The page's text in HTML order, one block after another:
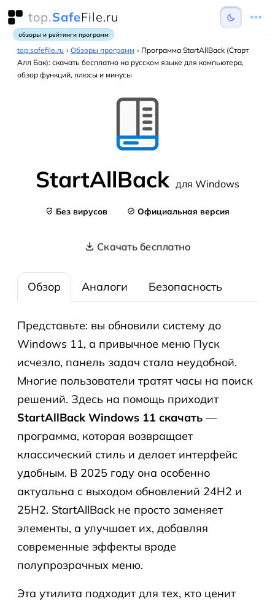
top.SafeFile.ru
обзоры и рейтинги программ
top.safefile.ru › Обзоры программ › Программа StartAllBack (Старт
Алл Бак): скачать бесплатно на русском языке для компьютера,
обзор функций, плюсы и минусы
StartAllBack для Windows
Без вирусов Официальная версия
Скачать бесплатно
Обзор Аналоги Безопасность
Представьте: вы обновили систему до
Windows 11, а привычное меню Пуск
исчезло, панель задач стала неудобной.
Многие пользователи тратят часы на поиск
решений. Здесь на помощь приходит
StartAllBack Windows 11 скачать —
программа, которая возвращает
классический стиль и делает интерфейс
удобным. В 2025 году она особенно
актуальна с выходом обновлений 24H2 и
25H2. StartAllBack не просто заменяет
элементы, а улучшает их, добавляя
современные эффекты вроде
полупрозрачных меню.
Эта утилита подходит для тех, кто ценит